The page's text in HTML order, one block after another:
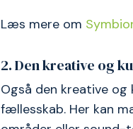
Læs mere om
2. Den kreative og
Også den kreative
fællesskab. Her kan